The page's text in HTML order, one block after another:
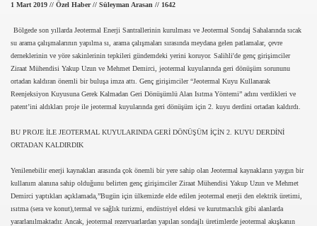
1 Mart 2019 // Özel Haber // Süleyman Arasan // 1642
Bölgede son yıllarda Jeotermal Enerji Santrallerinin kurulması ve Jeotermal Sondaj Sahalarında sıcak
su arama çalışmalarının yapılma sı, arama çalışmaları sırasında meydana gelen patlamalar, çevre
derneklerinin ve yöre sakinlerinin tepkileri gündemdeki yerini koruyor. Salihli'de genç girişimciler
Ziraat Mühendisi Yakup Uzun ve Mehmet Demirci, jeotermal kuyularında geri dönüşüm sorununu
ortadan kaldıran önemli bir buluşa imza attı. Genç girişimciler “Jeotermal Kuyu Kullanarak
Reenjeksiyon Kuyusuna Gerek Kalmadan Geri Dönüşümlü Alan Isıtma Yöntemi” adını verdikleri ve
patent’ini aldıkları proje ile jeotermal kuyularında geri dönüşüm için 2. kuyu derdini ortadan kaldırdı.
BU PROJE İLE JEOTERMAL KUYULARINDA GERİ DÖNÜŞÜM İÇİN 2. KUYU DERDİNİ
ORTADAN KALDIRDIK
Yenilenebilir enerji kaynakları arasında çok önemli bir yere sahip olan Jeotermal kaynakların yaygın bir
kullanım alanına sahip olduğunu belirten genç girişimciler Ziraat Mühendisi Yakup Uzun ve Mehmet
Demirci yaptıkları açıklamada,”Bugün için ülkemizde elde edilen jeotermal enerji den elektrik üretimi,
ısıtma (sera ve konut),termal ve sağlık turizmi, endüstriyel eldesi ve kurutmacılık gibi alanlarda
yararlanılmaktadır. Ancak, jeotermal rezervuarlardan yapılan sondajlı üretimlerde jeotermal akışkanın